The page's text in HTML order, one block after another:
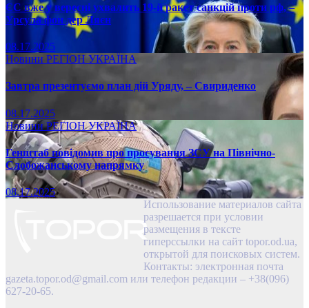
ЄС вже у вересні ухвалить 19-й ракет санкцій проти рф, –
Урсула фон дер Ляєн
08.17.2025
Новини РЕГІОН УКРАЇНА
Завтра презентуємо план дій Уряду, – Свириденко
08.17.2025
НовиниРЕГІОНУКРАЇНА
Генштаб повідомив про просування ЗСУ на Північно-
Слобожанському напрямку
08.17.2025
Использование материалов сайта
разрешается при условии
размещения в тексте
гиперссылки на сайт topor.od.ua,
открытой для поисковых систем.
Контакты: электронная почта
gazeta.topor.od@gmail.com или телефон редакции – +38(096)
627-20-65.